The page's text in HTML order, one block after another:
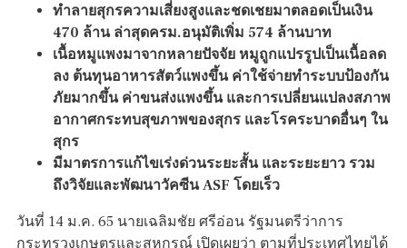
ทำลายสุกรความเสี่ยงสูงและชดเชยมาตลอดเป็นเงิน
470 ล้าน ล่าสุดครม.อนุมัติเพิ่ม 574 ล้านบาท
เนื้อหมูแพงมาจากหลายปัจจัย หมูถูกแปรรูปเป็นเนื้อลด
ลง ต้นทุนอาหารสัตว์แพงขึ้น ค่าใช้จ่ายทำระบบป้องกัน
ภัยมากขึ้น ค่าขนส่งแพงขึ้น และการเปลี่ยนแปลงสภาพ
อากาศกระทบสุขภาพของสุกร และโรคระบาดอื่นๆ ใน
สุกร
มีมาตรการแก้ไขเร่งด่วนระยะสั้น และระยะยาว รวม
ถึงวิจัยและพัฒนาวัคซีน ASF โดยเร็ว
วันที่ 14 ม.ค. 65 นายเฉลิมชัย ศรีอ่อน รัฐมนตรีว่าการ
กระทรวงเกษตรและสหกรณ์ เปิดเผยว่า ตามที่ประเทศไทยได้